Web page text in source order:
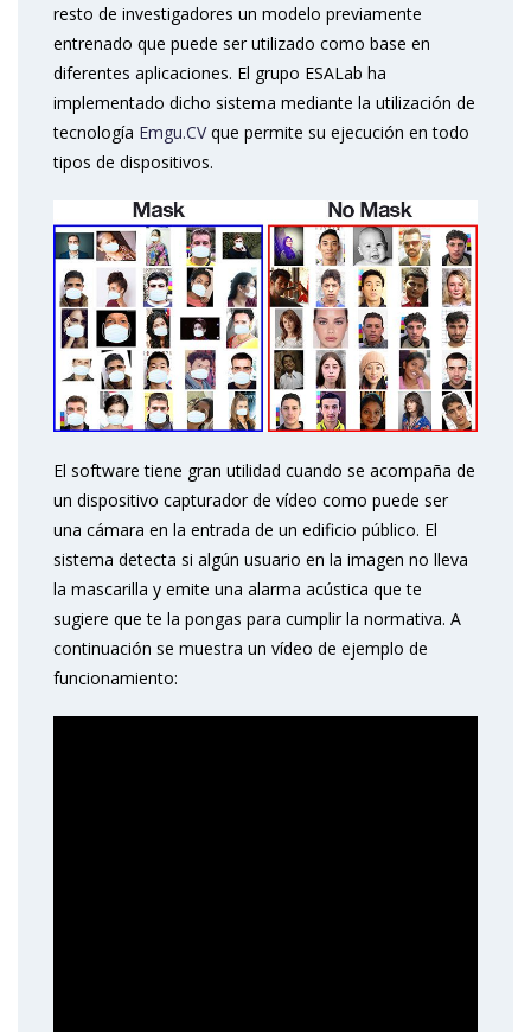
resto de investigadores un modelo previamente
entrenado que puede ser utilizado como base en
diferentes aplicaciones. El grupo ESALab ha
implementado dicho sistema mediante la utilización de
tecnología Emgu.CVque permite su ejecución en todo
tipos de dispositivos.
El software tiene gran utilidad cuando se acompaña de
un dispositivo capturador de vídeo como puede ser
una cámara en la entrada de un edificio público. El
sistema detecta si algún usuario en la imagen no lleva
la mascarilla y emite una alarma acústica que te
sugiere que te la pongas para cumplir la normativa. A
continuación se muestra un vídeo de ejemplo de
funcionamiento: